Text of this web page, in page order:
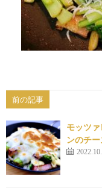
前の記事
モッツ
ンのチ